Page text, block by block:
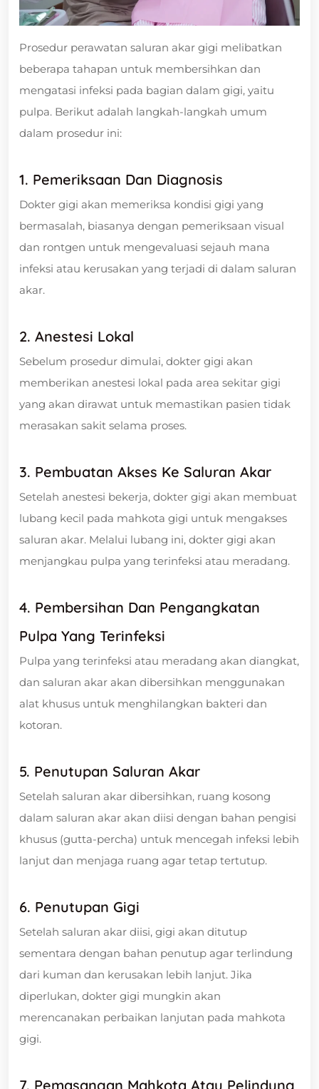
Prosedur perawatan saluran akar gigi melibatkan
beberapa tahapan untuk membersihkan dan
mengatasi infeksi pada bagian dalam gigi, yaitu
pulpa. Berikut adalah langkah-langkah umum
dalam prosedur ini:
1. Pemeriksaan Dan Diagnosis
Dokter gigi akan memeriksa kondisi gigi yang
bermasalah, biasanya dengan pemeriksaan visual
dan rontgen untuk mengevaluasi sejauh mana
infeksi atau kerusakan yang terjadi di dalam saluran
akar.
2. Anestesi Lokal
Sebelum prosedur dimulai, dokter gigi akan
memberikan anestesi lokal pada area sekitar gigi
yang akan dirawat untuk memastikan pasien tidak
merasakan sakit selama proses.
3. Pembuatan Akses Ke Saluran Akar
Setelah anestesi bekerja, dokter gigi akan membuat
lubang kecil pada mahkota gigi untuk mengakses
saluran akar. Melalui lubang ini, dokter gigi akan
menjangkau pulpa yang terinfeksi atau meradang.
4. Pembersihan Dan Pengangkatan
Pulpa Yang Terinfeksi
Pulpa yang terinfeksi atau meradang akan diangkat,
dan saluran akar akan dibersihkan menggunakan
alat khusus untuk menghilangkan bakteri dan
kotoran.
5. Penutupan Saluran Akar
Setelah saluran akar dibersihkan, ruang kosong
dalam saluran akar akan diisi dengan bahan pengisi
khusus (gutta-percha) untuk mencegah infeksi lebih
lanjut dan menjaga ruang agar tetap tertutup.
6. Penutupan Gigi
Setelah saluran akar diisi, gigi akan ditutup
sementara dengan bahan penutup agar terlindung
dari kuman dan kerusakan lebih lanjut. Jika
diperlukan, dokter gigi mungkin akan
merencanakan perbaikan lanjutan pada mahkota
gigi.
7. Pemasangan Mahkota Atau Pelindung